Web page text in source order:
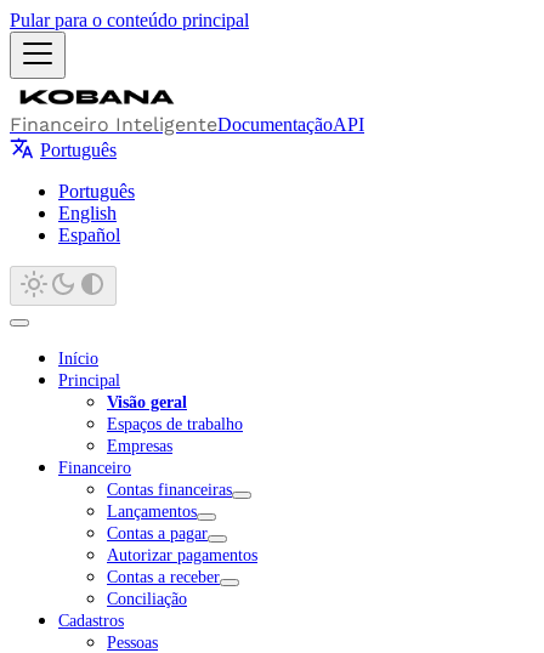
Pular para o conteúdo principal
Financeiro InteligenteDocumentaçãoAPI
Português
Português
English
Español
Início
Principal
Visão geral
Espaços de trabalho
Empresas
Financeiro
Contas financeiras
Lançamentos
Contas a pagar
Autorizar pagamentos
Contas a receber
Conciliação
Cadastros
Pessoas